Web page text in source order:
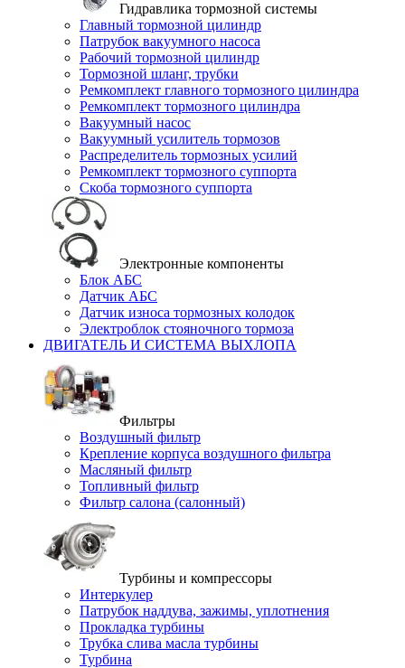
Гидравлика тормозной системы
Главный тормозной цилиндр
Патрубок вакуумного насоса
Рабочий тормозной цилиндр
Тормозной шланг, трубки
Ремкомплект главного тормозного цилиндра
Ремкомплект тормозного цилиндра
Вакуумный насос
Вакуумный усилитель тормозов
Распределитель тормозных усилий
Ремкомплект тормозного суппорта
Скоба тормозного суппорта
Электронные компоненты
Блок АБС
Датчик АБС
Датчик износа тормозных колодок
Электроблок стояночного тормоза
ДВИГАТЕЛЬ И СИСТЕМА ВЫХЛОПА
Фильтры
Воздушный фильтр
Крепление корпуса воздушного фильтра
Масляный фильтр
Топливный фильтр
Фильтр салона (салонный)
Турбины и компрессоры
Интеркулер
Патрубок наддува, зажимы, уплотнения
Прокладка турбины
Трубка слива масла турбины
Турбина